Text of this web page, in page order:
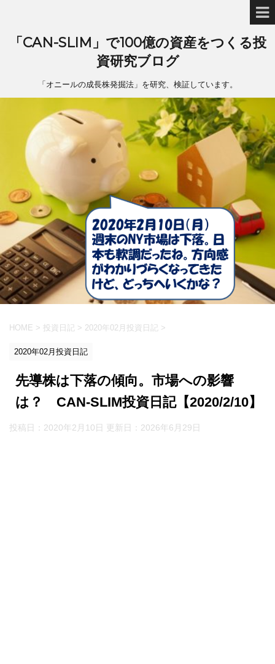
「CAN-SLIM」で100億の資産をつくる投
資研究ブログ
「オニールの成長株発掘法」を研究、検証しています。
HOME > 投資日記 > 2020年02月投資日記 >
2020年02月投資日記
先導株は下落の傾向。市場への影響
は？ CAN-SLIM投資日記【2020/2/10】
投稿日：2020年2月10日 更新日： 2026年6月29日